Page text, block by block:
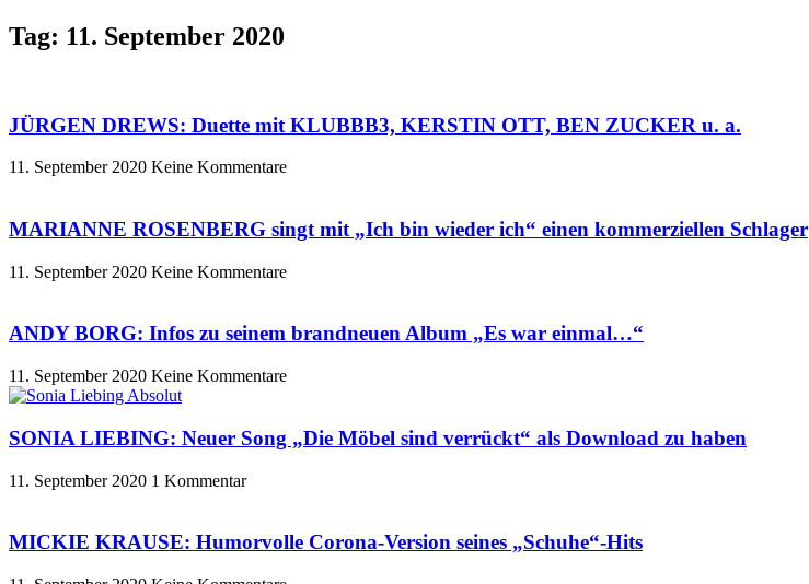
Tag: 11. September 2020
JÜRGEN DREWS: Duette mit KLUBBB3, KERSTIN OTT, BEN ZUCKER u. a.
11. September 2020 Keine Kommentare
MARIANNE ROSENBERG singt mit „Ich bin wieder ich“ einen kommerziellen Schlager
11. September 2020 Keine Kommentare
ANDY BORG: Infos zu seinem brandneuen Album „Es war einmal…“
11. September 2020 Keine Kommentare
SONIA LIEBING: Neuer Song „Die Möbel sind verrückt“ als Download zu haben
11. September 2020 1 Kommentar
MICKIE KRAUSE: Humorvolle Corona-Version seines „Schuhe“-Hits